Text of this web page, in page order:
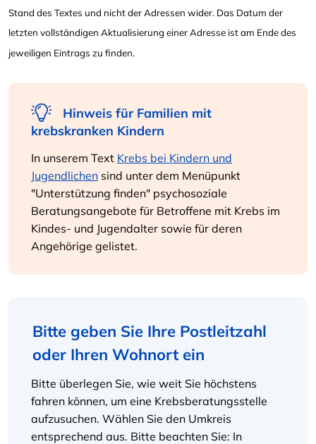
Stand des Textes und nicht der Adressen wider. Das Datum der
letzten vollständigen Aktualisierung einer Adresse ist am Ende des
jeweiligen Eintrags zu finden.
Hinweis für Familien mit
krebskranken Kindern
In unserem Text Krebs bei Kindern und
Jugendlichen sind unter dem Menüpunkt
"Unterstützung finden" psychosoziale
Beratungsangebote für Betroffene mit Krebs im
Kindes- und Jugendalter sowie für deren
Angehörige gelistet.
Bitte geben Sie Ihre Postleitzahl
oder Ihren Wohnort ein
Bitte überlegen Sie, wie weit Sie höchstens
fahren können, um eine Krebsberatungsstelle
aufzusuchen. Wählen Sie den Umkreis
entsprechend aus. Bitte beachten Sie: In